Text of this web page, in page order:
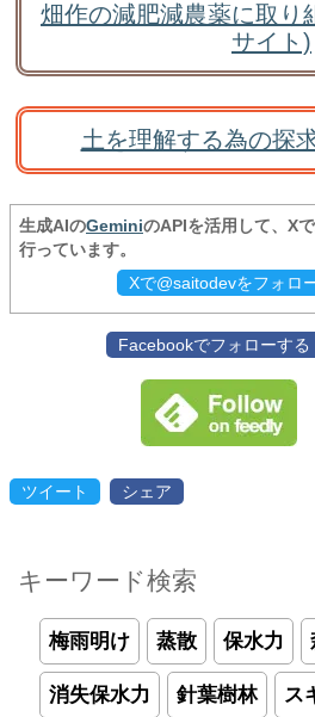
畑作の減肥減農薬に取り
サイト)
土を理解する為の探
生成AIのGeminiのAPIを活用して、X
行っています。
Xで@saitodevをフォロ
Facebookでフォローする
ツイート シェア
キーワード検索
梅雨明け 蒸散 保水力
消失保水力 針葉樹林 ス